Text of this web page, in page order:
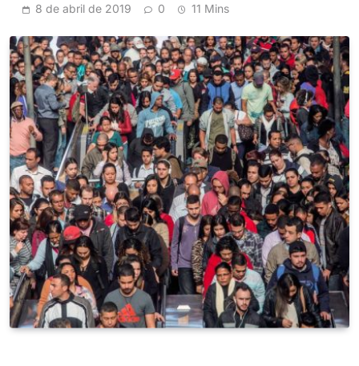
8 de abril de 2019 0 11 Mins